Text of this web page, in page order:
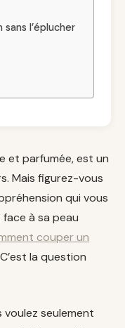
l’éplucher
et parfumée, est un
Mais figurez-vous
qui vous
à sa peau
couper un
la question
seulement